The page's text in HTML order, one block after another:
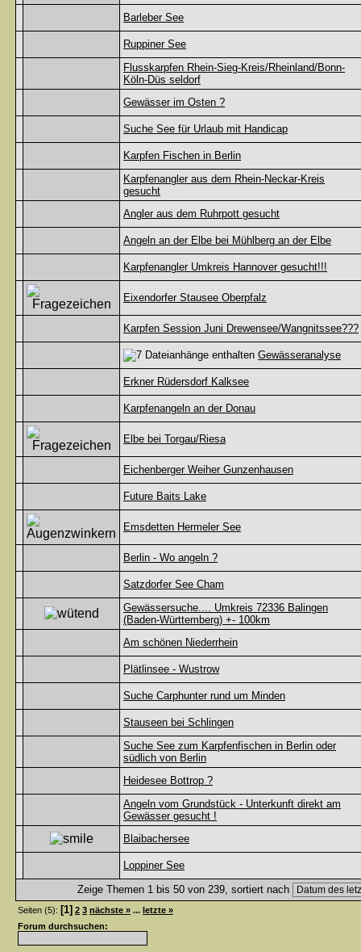
Barleber See
Ruppiner See
Flusskarpfen Rhein-Sieg-Kreis/Rheinland/Bonn-
Köln-Düs seldorf
Gewässer im Osten ?
Suche See für Urlaub mit Handicap
Karpfen Fischen in Berlin
Karpfenangler aus dem Rhein-Neckar-Kreis
gesucht
Angler aus dem Ruhrpott gesucht
Angeln an der Elbe bei Mühlberg an der Elbe
Karpfenangler Umkreis Hannover gesucht!!!
Eixendorfer Stausee Oberpfalz
Karpfen Session Juni Drewensee/Wangnitssee???
Gewässeranalyse
Erkner Rüdersdorf Kalksee
Karpfenangeln an der Donau
Elbe bei Torgau/Riesa
Eichenberger Weiher Gunzenhausen
Future Baits Lake
Emsdetten Hermeler See
Berlin - Wo angeln ?
Satzdorfer See Cham
Gewässersuche.... Umkreis 72336 Balingen
(Baden-Württemberg) +- 100km
Am schönen Niederrhein
Plätlinsee - Wustrow
Suche Carphunter rund um Minden
Stauseen bei Schlingen
Suche See zum Karpfenfischen in Berlin oder
südlich von Berlin
Heidesee Bottrop ?
Angeln vom Grundstück - Unterkunft direkt am
Gewässer gesucht !
Blaibachersee
Loppiner See
Zeige Themen 1 bis 50 von 239, sortiert nach
Seiten (5): [1] 2 3 nächste » ... letzte »
Forum durchsuchen: